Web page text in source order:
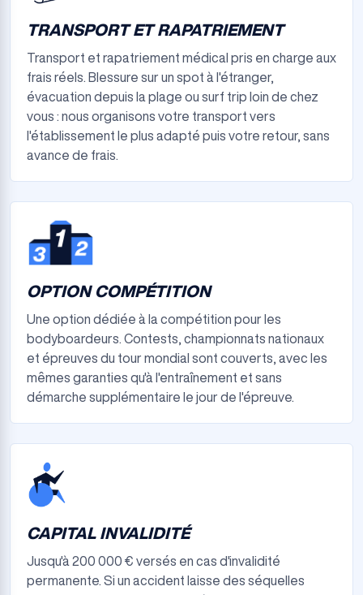
TRANSPORT ET RAPATRIEMENT
Transport et rapatriement médical pris en charge aux
frais réels. Blessure sur un spot à l'étranger,
évacuation depuis la plage ou surf trip loin de chez
vous : nous organisons votre transport vers
l'établissement le plus adapté puis votre retour, sans
avance de frais.
OPTION COMPÉTITION
Une option dédiée à la compétition pour les
bodyboardeurs. Contests, championnats nationaux
et épreuves du tour mondial sont couverts, avec les
mêmes garanties qu'à l'entraînement et sans
démarche supplémentaire le jour de l'épreuve.
CAPITAL INVALIDITÉ
Jusqu'à 200 000 € versés en cas d'invalidité
permanente. Si un accident laisse des séquelles